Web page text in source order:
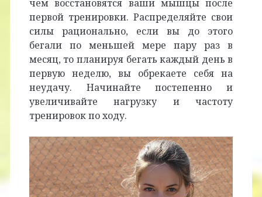
чем восстановятся ваши мышцы после
первой тренировки. Распределяйте свои
силы рационально, если вы до этого
бегали по меньшей мере пару раз в
месяц, то планируя бегать каждый день в
первую неделю, вы обрекаете себя на
неудачу. Начинайте постепенно и
увеличивайте нагрузку и частоту
тренировок по ходу.